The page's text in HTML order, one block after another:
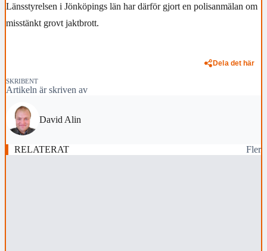
Länsstyrelsen i Jönköpings län har därför gjort en polisanmälan om
misstänkt grovt jaktbrott.
Dela det här
SKRIBENT
Artikeln är skriven av
David Alin
RELATERAT Fler